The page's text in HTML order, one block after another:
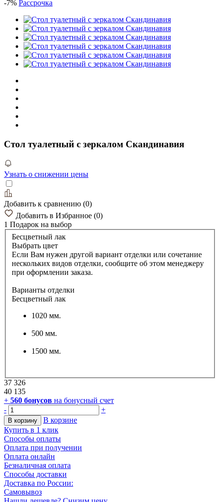
-7% Рассрочка
Стол туалетный с зеркалом Скандинавия
Узнать о снижении цены
Добавить к сравнению (0)
Добавить в Избранное (0)
1 Подарок на выбор
Бесцветный лак
Выбрать цвет
Если Вам нужен другой вариант отделки или сочетание
нескольких видов отделки, сообщите об этом менеджеру
при оформлении заказа.
Варианты отделки
Бесцветный лак
1020 мм.
500 мм.
1500 мм.
37 326
40 135
+ 560 бонусов на бонусный счет
-
+
В корзину
В корзине
Купить в 1 клик
Способы оплаты
Оплата при получении
Оплата онлайн
Безналичная оплата
Способы доставки
Доставка по России:
Самовывоз